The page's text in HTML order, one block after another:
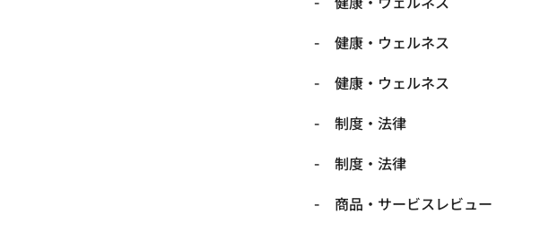
健康・ウェルネス
健康・ウェルネス
制度・法律
制度・法律
商品・サービスレビュー